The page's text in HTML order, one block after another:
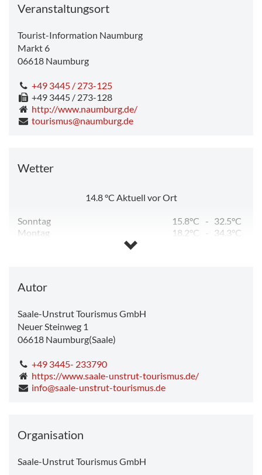
Veranstaltungsort
Tourist-Information Naumburg
Markt 6
06618 Naumburg
+49 3445 / 273-125
+49 3445 / 273-128
http://www.naumburg.de/
tourismus@naumburg.de
Wetter
14.8°C Aktuell vor Ort
Sonntag 15.8°C - 32.5°C
Montag
18.2°C -
34.3°C
Autor
Saale-Unstrut Tourismus GmbH
Neuer Steinweg 1
06618 Naumburg(Saale)
+49 3445- 233790
https://www.saale-unstrut-tourismus.de/
info@saale-unstrut-tourismus.de
Organisation
Saale-Unstrut Tourismus GmbH